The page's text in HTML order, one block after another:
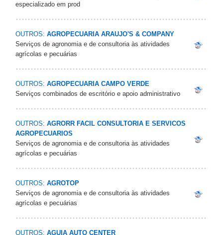
especializado em prod
OUTROS: AGROPECUARIA ARAUJO'S & COMPANY
Serviços de agronomia e de consultoria às atividades
agrícolas e pecuárias
OUTROS: AGROPECUARIA CAMPO VERDE
Serviços combinados de escritório e apoio administrativo
OUTROS: AGRORR FACIL CONSULTORIA E SERVICOS
AGROPECUARIOS
Serviços de agronomia e de consultoria às atividades
agrícolas e pecuárias
OUTROS: AGROTOP
Serviços de agronomia e de consultoria às atividades
agrícolas e pecuárias
OUTROS: AGUIA AUTO CENTER